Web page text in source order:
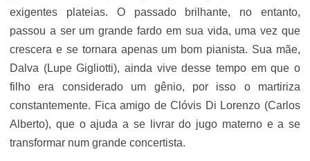
exigentes plateias. O passado brilhante, no entanto,
passou a ser um grande fardo em sua vida, uma vez que
crescera e se tornara apenas um bom pianista. Sua mãe,
Dalva (Lupe Gigliotti), ainda vive desse tempo em que o
filho era considerado um gênio, por isso o martiriza
constantemente. Fica amigo de Clóvis Di Lorenzo (Carlos
Alberto), que o ajuda a se livrar do jugo materno e a se
transformar num grande concertista.